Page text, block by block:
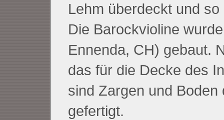
Lehm überdeckt und
Die Barockvioline
Ennenda, CH) gebaut.
das für die Decke des
sind Zargen und Boden
gefertigt.